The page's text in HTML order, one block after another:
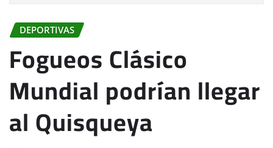
DEPORTIVAS
Fogueos Clásico
Mundial podrían llegar
al Quisqueya